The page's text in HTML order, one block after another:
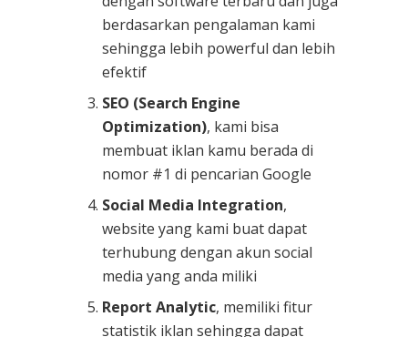
berdasarkan pengalaman kami
sehingga lebih powerful dan lebih
efektif
SEO (Search Engine
Optimization), kami bisa
membuat iklan kamu berada di
nomor #1 di pencarian Google
Social Media Integration,
website yang kami buat dapat
terhubung dengan akun social
media yang anda miliki
Report Analytic, memiliki fitur
statistik iklan sehingga dapat